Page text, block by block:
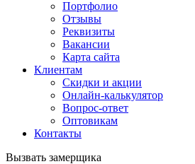
Портфолио
Отзывы
Реквизиты
Вакансии
Карта сайта
Клиентам
Скидки и акции
Онлайн-калькулятор
Вопрос-ответ
Оптовикам
Контакты
Вызвать замерщика